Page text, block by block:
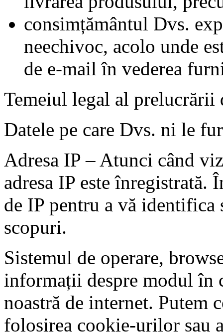
consimțământul Dvs.
neechivoc, acolo unde
de e-mail în vederea
Temeiul legal al prelucrării
Datele pe care Dvs. ni le
Adresa IP – Atunci când
adresa IP este
de IP pentru a vă
scopuri.
Sistemul de operare,
informații despre modul în
noastră de internet. Putem
folosirea cookie-urilor sau